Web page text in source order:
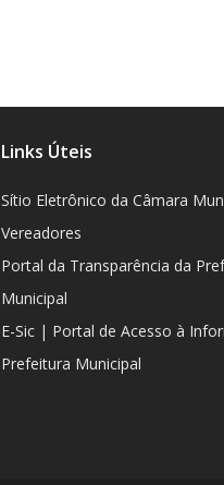
Links Úteis
Sítio Eletrônico da Câmara
Vereadores
Portal da Transparência da
Municipal
E-Sic | Portal de Acesso à
Prefeitura Municipal